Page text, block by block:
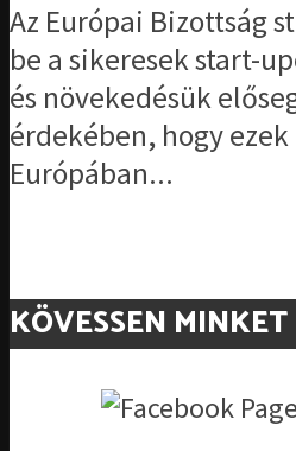
Az Európai Bizottság
be a sikeresek start-
és növekedésük
érdekében, hogy ezek
Európában...
KÖVESSEN